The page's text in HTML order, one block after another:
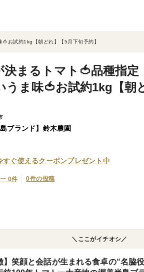
お試約1kg【朝どれ】【5月下旬予約】
決まるトマト🍅品種指
ま味🍅お試約1kg【朝
島ブランド】鈴木農園
すぐ使えるクーポンプレゼント中
0件 0件の投稿
＼ここがイチオシ／
】笑顔と会話が生まれる食卓の“名脇